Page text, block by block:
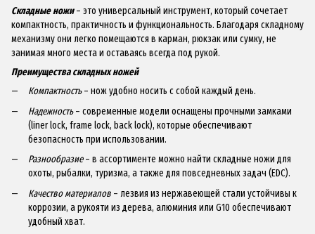
Складные ножи– это универсальный инструмент, который сочетает
компактность, практичность и функциональность. Благодаря складному
механизму они легко помещаются в карман, рюкзак или сумку, не
занимая много места и оставаясь всегда под рукой.
Преимущества складных ножей
Компактность– нож удобно носить с собой каждый день.
Надежность– современные модели оснащены прочными замками
(liner lock, frame lock, back lock), которые обеспечивают
безопасность при использовании.
Разнообразие– в ассортименте можно найти складные ножи для
охоты, рыбалки, туризма, а также для повседневных задач (EDC).
Качество материалов – лезвия из нержавеющей стали устойчивы к
коррозии, а рукояти из дерева, алюминия или G10 обеспечивают
удобный хват.